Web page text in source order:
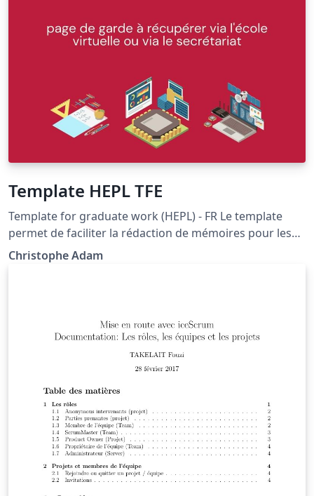
Template HEPL TFE
Template for graduate work (HEPL) - FR Le template
permet de faciliter la rédaction de mémoires pour les
étudiants de master. Elle fournit également des
exemples en LaTeX pour faciliter l'apprentissage et
Christophe Adam